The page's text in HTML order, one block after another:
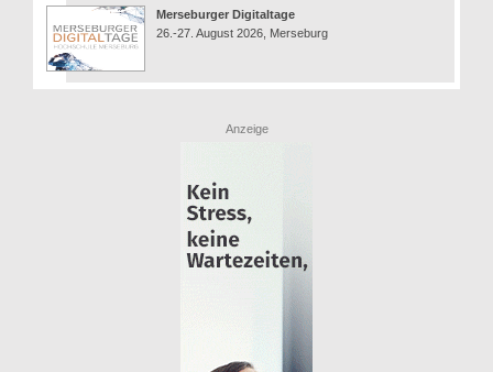
Merseburger Digitaltage
26.-27. August 2026, Merseburg
Anzeige